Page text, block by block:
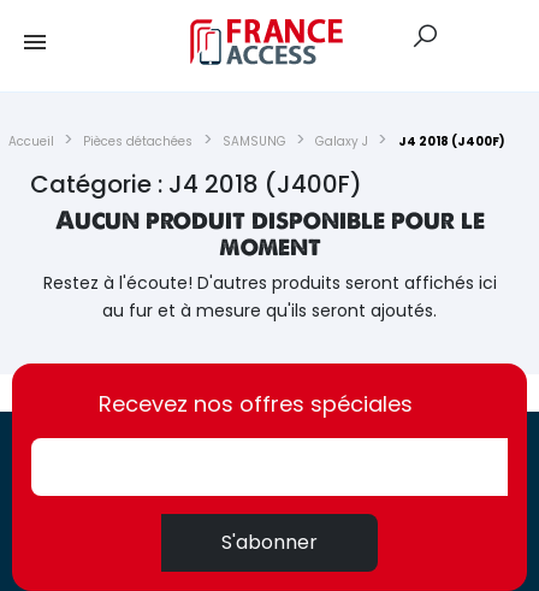
Accueil Pièces détachées SAMSUNG Galaxy J J4 2018 (J400F)
Catégorie : J4 2018 (J400F)
Aucun produit disponible pour le
moment
Restez à l'écoute! D'autres produits seront affichés ici
au fur et à mesure qu'ils seront ajoutés.
https://france-
access.fr
https://france-
access.fr
Recevez nos offres spéciales
S'abonner